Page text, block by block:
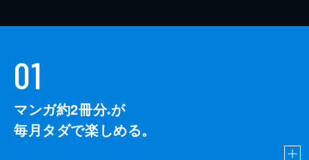
著者
著者
著者 石井まゆみ
著者 雨川みう
01
マンガ約2冊分※が
毎月タダで楽しめる。